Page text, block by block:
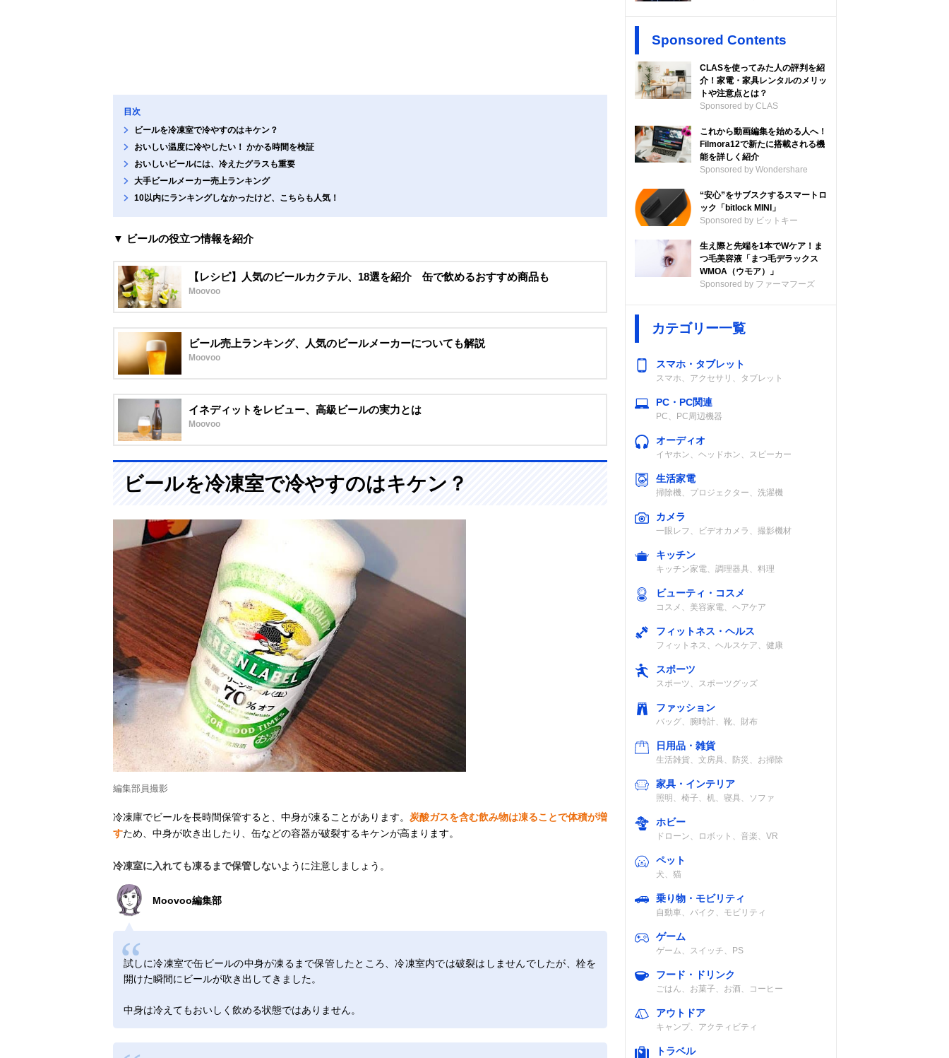
目次
ビールを冷凍室で冷やすのはキケン？
おいしい温度に冷やしたい！ かかる時間を検証
おいしいビールには、冷えたグラスも重要
大手ビールメーカー売上ランキング
10以内にランキングしなかったけど、こちらも人気！
▼ ビールの役立つ情報を紹介
【レシピ】人気のビールカクテル、18選を紹介 缶で飲めるおすすめ商品も
Moovoo
ビール売上ランキング、人気のビールメーカーについても解説
Moovoo
イネディットをレビュー、高級ビールの実力とは
Moovoo
ビールを冷凍室で冷やすのはキケン？
編集部員撮影
冷凍庫でビールを長時間保管すると、中身が凍ることがあります。 炭酸ガスを含む飲み物は凍ることで体積が増
すため、中身が吹き出したり、缶などの容器が破裂するキケンが高まります。
冷凍室に入れても凍るまで保管しないように注意しましょう。
Moovoo編集部
試しに冷凍室で缶ビールの中身が凍るまで保管したところ、冷凍室内では破裂はしませんでしたが、栓を
開けた瞬間にビールが吹き出してきました。
中身は冷えてもおいしく飲める状態ではありません。
Sponsored Contents
CLASを使ってみた人の評判を紹
介！家電・家具レンタルのメリッ
トや注意点とは？
Sponsored by CLAS
これから動画編集を始める人へ！
Filmora12で新たに搭載される機
能を詳しく紹介
Sponsored by Wondershare
“安心”をサブスクするスマートロ
ック「bitlock MINI」
Sponsored by ビットキー
生え際と先端を1本でWケア！ま
つ毛美容液「まつ毛デラックス
WMOA（ウモア）」
Sponsored by ファーマフーズ
カテゴリー一覧
スマホ・タブレット
スマホ、アクセサリ、タブレット
PC・PC関連
PC、PC周辺機器
オーディオ
イヤホン、ヘッドホン、スピーカー
生活家電
掃除機、プロジェクター、洗濯機
カメラ
一眼レフ、ビデオカメラ、撮影機材
キッチン
キッチン家電、調理器具、料理
ビューティ・コスメ
コスメ、美容家電、ヘアケア
フィットネス・ヘルス
フィットネス、ヘルスケア、健康
スポーツ
スポーツ、スポーツグッズ
ファッション
バッグ、腕時計、靴、財布
日用品・雑貨
生活雑貨、文房具、防災、お掃除
家具・インテリア
照明、椅子、机、寝具、ソファ
ホビー
ドローン、ロボット、音楽、VR
ペット
犬、猫
乗り物・モビリティ
自動車、バイク、モビリティ
ゲーム
ゲーム、スイッチ、PS
フード・ドリンク
ごはん、お菓子、お酒、コーヒー
アウトドア
キャンプ、アクティビティ
トラベル